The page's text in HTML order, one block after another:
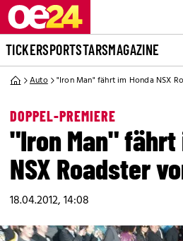
TICKERSPORTSTARSMAGAZINE
Auto "Iron Man" fährt im Honda NSX
DOPPEL-PREMIERE
"Iron Man" fährt
NSX Roadster
18.04.2012, 14:08